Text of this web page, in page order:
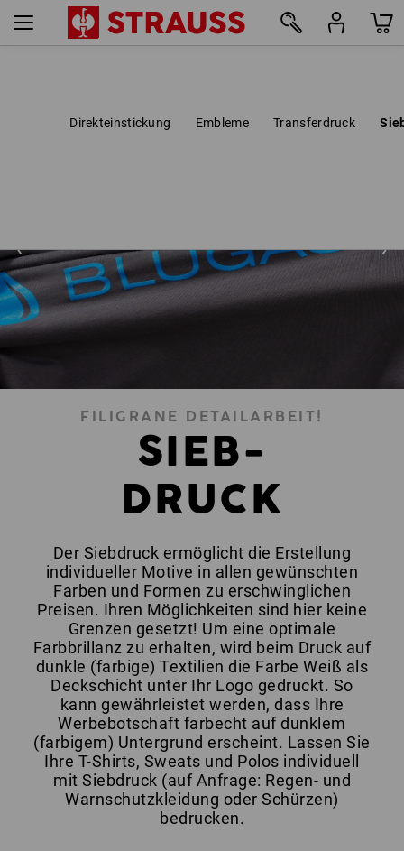
Direkteinstickung Embleme Transferdruck
FILIGRANE DETAILARBEIT!
SIEB-
DRUCK
Der Siebdruck ermöglicht die Erstellung
individueller Motive in allen gewünschten
Farben und Formen zu erschwinglichen
Preisen. Ihren Möglichkeiten sind hier keine
Grenzen gesetzt! Um eine optimale
Farbbrillanz zu erhalten, wird beim Druck auf
dunkle (farbige) Textilien die Farbe Weiß als
Deckschicht unter Ihr Logo gedruckt. So
kann gewährleistet werden, dass Ihre
Werbebotschaft farbecht auf dunklem
(farbigem) Untergrund erscheint. Lassen Sie
Ihre T-Shirts, Sweats und Polos individuell
mit Siebdruck (auf Anfrage: Regen- und
Warnschutzkleidung oder Schürzen)
bedrucken.